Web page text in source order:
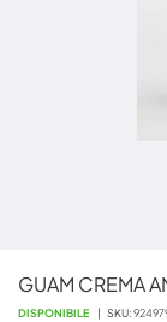
GUAM CREMA
DISPONIBILE SKU
all'inizio
della